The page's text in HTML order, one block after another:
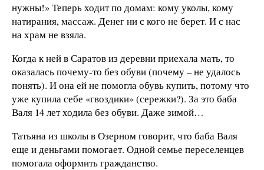
нужны!» Теперь ходит по домам: кому уколы, кому
натирания, массаж. Денег ни с кого не берет. И с нас
на храм не взяла.
Когда к ней в Саратов из деревни приехала мать, то
оказалась почему-то без обуви (почему – не удалось
понять). И она ей не помогла обувь купить, потому что
уже купила себе «гвоздики» (сережки?). За это баба
Валя 14 лет ходила без обуви. Даже зимой…
Татьяна из школы в Озерном говорит, что баба Валя
еще и деньгами помогает. Одной семье переселенцев
помогала оформить гражданство.